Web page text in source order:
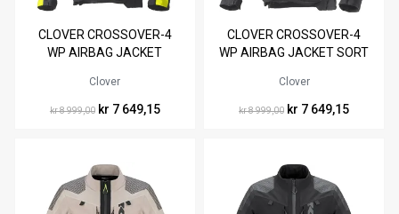
M L 3XL
CLOVER CROSSOVER-4
WP AIRBAG JACKET
Clover
kr 8 999,00 kr 7 649,15
S M L XXL
3XL
CLOVER CROSSOVER-4
WP AIRBAG JACKET SORT
Clover
kr 8 999,00 kr 7 649,15